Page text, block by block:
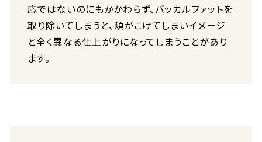
応ではないのにもかかわらず、バッカルファットを
取り除いてしまうと、頬がこけてしまいイメージ
と全く異なる仕上がりになってしまうことがあり
ます。